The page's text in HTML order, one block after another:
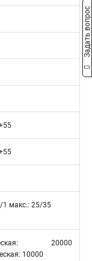
1 макс.: 25/35
20000
10000
Задать вопрос